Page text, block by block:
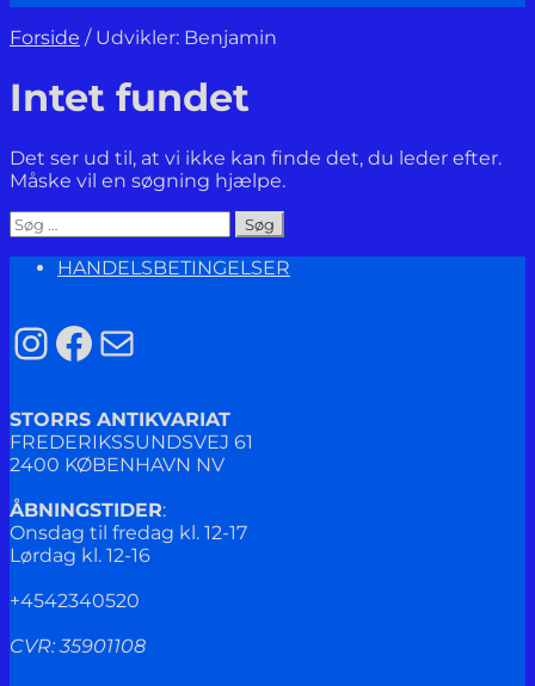
Forside / Udvikler: Benjamin
Intet fundet
Det ser ud til, at vi ikke kan finde det, du leder efter.
Måske vil en søgning hjælpe.
Søg
efter:
HANDELSBETINGELSER
Instagram
Facebook
Mail
STORRS ANTIKVARIAT
FREDERIKSSUNDSVEJ 61
2400 KØBENHAVN NV
ÅBNINGSTIDER:
Onsdag til fredag kl. 12-17
Lørdag kl. 12-16
+4542340520
CVR: 35901108